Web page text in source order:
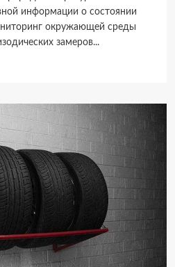
информации о состоянии
окружающей среды
замеров...